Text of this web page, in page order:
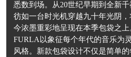
悉数到场。从20世纪早期到全新
彷如一台时光机穿越九十年光阴
今浓墨重彩地呈现在本季包袋之上
FURLA以象征每个年代的音乐为
风格。新款包袋设计不仅是简单